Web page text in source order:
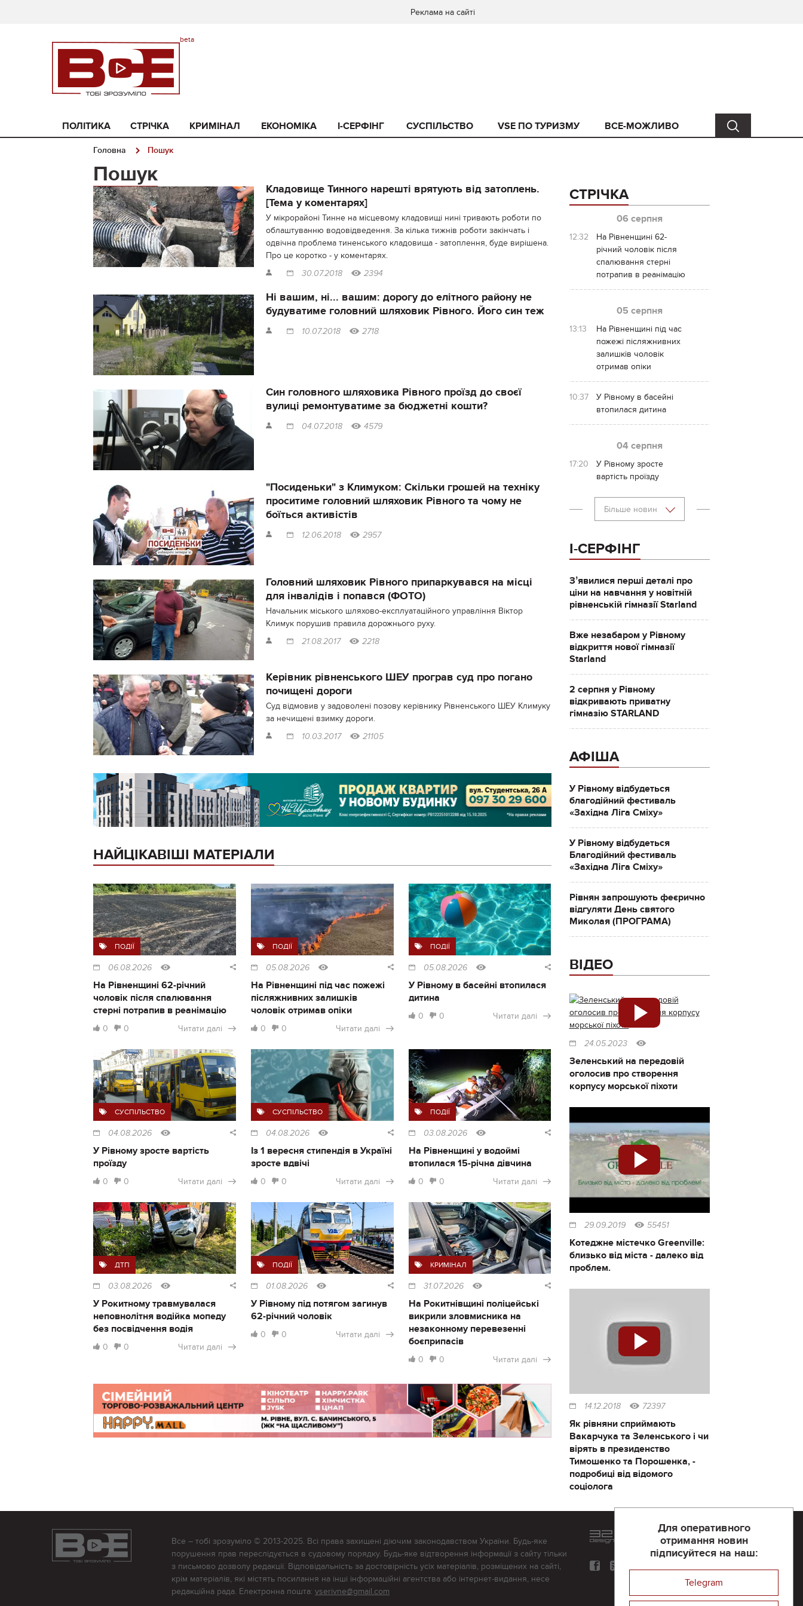
Реклама на сайті
ПОЛІТИКА СТРІЧКА КРИМІНАЛ ЕКОНОМІКА I-СЕРФІНГ СУСПІЛЬСТВО VSE ПО ТУРИЗМУ ВСЕ-МОЖЛИВО
Головна Пошук
Пошук
Кладовище Тинного нарешті врятують від затоплень.
[Тема у коментарях]
У мікрорайоні Тинне на місцевому кладовищі нині тривають роботи по
облаштуванню водовідведення. За кілька тижнів роботи закінчать і
одвічна проблема тиненського кладовища - затоплення, буде вирішена.
Про це коротко - у коментарях.
30.07.2018 2394
Ні вашим, ні... вашим: дорогу до елітного району не
будуватиме головний шляховик Рівного. Його син теж
10.07.2018 2718
Син головного шляховика Рівного проїзд до своєї
вулиці ремонтуватиме за бюджетні кошти?
04.07.2018 4579
"Посиденьки" з Климуком: Скільки грошей на техніку
проситиме головний шляховик Рівного та чому не
боїться активістів
12.06.2018 2957
Головний шляховик Рівного припаркувався на місці
для інвалідів і попався (ФОТО)
Начальник міського шляхово-експлуатаційного управління Віктор
Климук порушив правила дорожнього руху.
21.08.2017 2218
Керівник рівненського ШЕУ програв суд про погано
почищені дороги
Суд відмовив у задоволені позову керівнику Рівненського ШЕУ Климуку
за нечищені взимку дороги.
10.03.2017 21105
НАЙЦІКАВІШІ МАТЕРІАЛИ
ПОДІЇ
06.08.2026
На Рівненщині 62-річний
чоловік після спалювання
стерні потрапив в реанімацію
0 0 Читати далі
ПОДІЇ
05.08.2026
На Рівненщині під час пожежі
післяжнивних залишків
чоловік отримав опіки
0 0 Читати далі
ПОДІЇ
05.08.2026
У Рівному в басейні втопилася
дитина
0 0 Читати далі
СУСПІЛЬСТВО
04.08.2026
У Рівному зросте вартість
проїзду
0 0 Читати далі
СУСПІЛЬСТВО
04.08.2026
Із 1 вересня стипендія в Україні
зросте вдвічі
0 0 Читати далі
ПОДІЇ
03.08.2026
На Рівненщині у водоймі
втопилася 15-річна дівчина
0 0 Читати далі
ДТП
03.08.2026
У Рокитному травмувалася
неповнолітня водійка мопеду
без посвідчення водія
0 0 Читати далі
ПОДІЇ
01.08.2026
У Рівному під потягом загинув
62-річний чоловік
0 0 Читати далі
КРИМІНАЛ
31.07.2026
На Рокитнівщині поліцейські
викрили зловмисника на
незаконному перевезенні
боєприпасів
0 0 Читати далі
СТРІЧКА
06 серпня
12:32
На Рівненщині 62-
річний чоловік після
спалювання стерні
потрапив в реанімацію
05 серпня
13:13
На Рівненщині під час
пожежі післяжнивних
залишків чоловік
отримав опіки
10:37
У Рівному в басейні
втопилася дитина
04 серпня
17:20
У Рівному зросте
вартість проїзду
Більше новин
І-СЕРФІНГ
Зʼявилися перші деталі про
ціни на навчання у новітній
рівненській гімназії Starland
Вже незабаром у Рівному
відкриття нової гімназії
Starland
2 серпня у Рівному
відкривають приватну
гімназію STARLAND
АФІША
У Рівному відбудеться
благодійний фестиваль
«Західна Ліга Сміху»
У Рівному відбудеться
Благодійний фестиваль
«Західна Ліга Сміху»
Рівнян запрошують феєрично
відгуляти День святого
Миколая (ПРОГРАМА)
ВІДЕО
24.05.2023
Зеленський на передовій
оголосив про створення
корпусу морської піхоти
29.09.2019 55451
Котеджне містечко Greenville:
близько від міста - далеко від
проблем.
14.12.2018 72397
Як рівняни сприймають
Вакарчука та Зеленського і чи
вірять в президенство
Тимошенко та Порошенка, -
подробиці від відомого
соціолога
Для оперативного
отримання новин
підписуйтеся на наш:
Telegram
Все – тобі зрозуміло © 2013-2025. Всі права захищені діючим законодавством України. Будь-яке
порушення прав переслідується в судовому порядку. Будь-яке відтворення інформації з сайту тільки
з письмово дозволу редакції. Відповідальність за достовірність усіх матеріалів, розміщених на сайті,
крім матеріалів, які містять посилання на інші інформаційні агентства або інтернет-видання, несе
редакційна рада. Електронна пошта: vserivne@gmail.com
Розроблений та підтримується
компанії 32х32